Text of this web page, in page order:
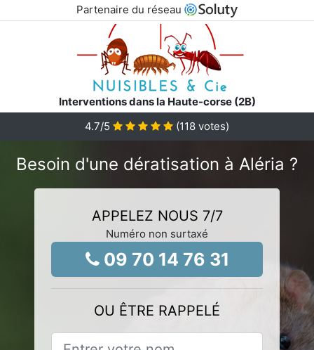
Partenaire du réseau
Interventions dans la Haute-corse (2B)
4.7/5 (118 votes)
Besoin d'une dératisation à Aléria ?
APPELEZ NOUS 7/7
Numéro non surtaxé
09 70 14 76 31
OU ÊTRE RAPPELÉ